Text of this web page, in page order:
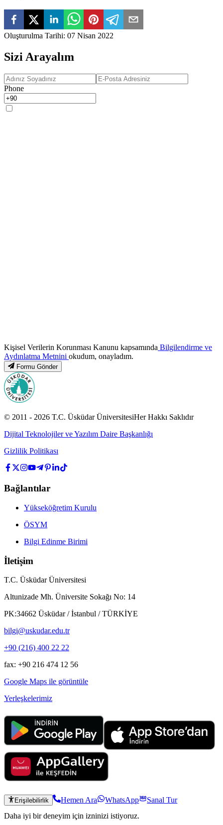
Oluşturulma Tarihi: 07 Nisan 2022
Sizi Arayalım
Phone
Kişisel Verilerin Korunması Kanunu kapsamında Bilgilendirme ve
Aydınlatma Metnini okudum, onayladım.
Formu Gönder
© 2011 - 2026 T.C. Üsküdar ÜniversitesiHer Hakkı Saklıdır
Dijital Teknolojiler ve Yazılım Daire Başkanlığı
Gizlilik Politikası
Bağlantılar
Yükseköğretim Kurulu
ÖSYM
Bilgi Edinme Birimi
İletişim
T.C. Üsküdar Üniversitesi
Altunizade Mh. Üniversite Sokağı No: 14
PK:34662 Üsküdar / İstanbul / TÜRKİYE
bilgi@uskudar.edu.tr
+90 (216) 400 22 22
fax: +90 216 474 12 56
Google Maps ile görüntüle
Yerleşkelerimiz
Erişilebilirlik Hemen Ara WhatsApp
Sanal Tur
Daha iyi bir deneyim için izninizi istiyoruz.